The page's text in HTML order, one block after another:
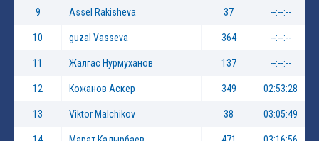
9 Assel Rakisheva 37 --:--:--
10 guzal Vasseva 364 --:--:--
11 Жалгас Нурмуханов 137 --:--:--
12 Кожанов Аскер 349 02:53:28
13 Viktor Malchikov 38 03:05:49